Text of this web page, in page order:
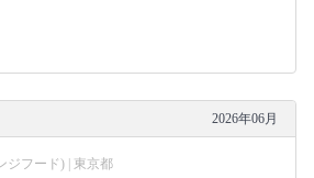
2026年06月
ジフード) | 東京都